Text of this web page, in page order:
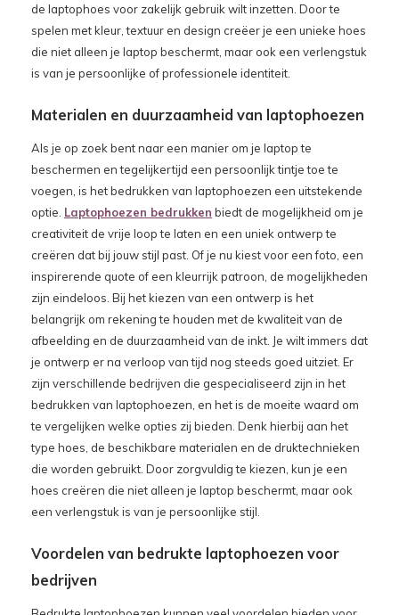
de laptophoes voor zakelijk gebruik wilt inzetten. Door te
spelen met kleur, textuur en design creëer je een unieke hoes
die niet alleen je laptop beschermt, maar ook een verlengstuk
is van je persoonlijke of professionele identiteit.
Materialen en duurzaamheid van laptophoezen
Als je op zoek bent naar een manier om je laptop te
beschermen en tegelijkertijd een persoonlijk tintje toe te
voegen, is het bedrukken van laptophoezen een uitstekende
optie. Laptophoezen bedrukken biedt de mogelijkheid om je
creativiteit de vrije loop te laten en een uniek ontwerp te
creëren dat bij jouw stijl past. Of je nu kiest voor een foto, een
inspirerende quote of een kleurrijk patroon, de mogelijkheden
zijn eindeloos. Bij het kiezen van een ontwerp is het
belangrijk om rekening te houden met de kwaliteit van de
afbeelding en de duurzaamheid van de inkt. Je wilt immers dat
je ontwerp er na verloop van tijd nog steeds goed uitziet. Er
zijn verschillende bedrijven die gespecialiseerd zijn in het
bedrukken van laptophoezen, en het is de moeite waard om
te vergelijken welke opties zij bieden. Denk hierbij aan het
type hoes, de beschikbare materialen en de druktechnieken
die worden gebruikt. Door zorgvuldig te kiezen, kun je een
hoes creëren die niet alleen je laptop beschermt, maar ook
een verlengstuk is van je persoonlijke stijl.
Voordelen van bedrukte laptophoezen voor
bedrijven